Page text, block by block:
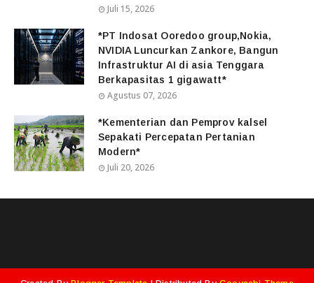
Juli 15, 2026
*PT Indosat Ooredoo group,Nokia,
NVIDIA Luncurkan Zankore, Bangun
Infrastruktur AI di asia Tenggara
Berkapasitas 1 gigawatt*
Agustus 07, 2026
*Kementerian dan Pemprov kalsel
Sepakati Percepatan Pertanian
Modern*
Juli 20, 2026